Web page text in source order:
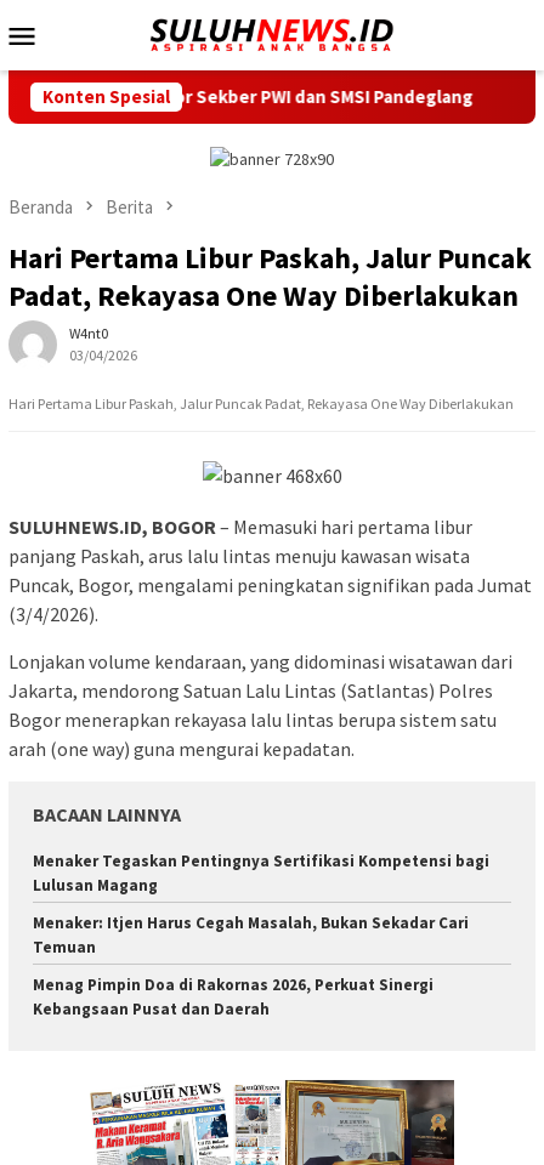
ke
Mobile
Konten Spesial
Sekber PWI dan SMSI Pandeglang Ardi Irawan
Beranda Berita
Hari Pertama Libur Paskah, Jalur Puncak
Padat, Rekayasa One Way Diberlakukan
W4nt0
03/04/2026
Hari Pertama Libur Paskah, Jalur Puncak Padat, Rekayasa One Way Diberlakukan
SULUHNEWS.ID, BOGOR – Memasuki hari pertama libur
panjang Paskah, arus lalu lintas menuju kawasan wisata
Puncak, Bogor, mengalami peningkatan signifikan pada Jumat
(3/4/2026).
Lonjakan volume kendaraan, yang didominasi wisatawan dari
Jakarta, mendorong Satuan Lalu Lintas (Satlantas) Polres
Bogor menerapkan rekayasa lalu lintas berupa sistem satu
arah (one way) guna mengurai kepadatan.
BACAAN LAINNYA
Menaker Tegaskan Pentingnya Sertifikasi Kompetensi bagi
Lulusan Magang
Menaker: Itjen Harus Cegah Masalah, Bukan Sekadar Cari
Temuan
Menag Pimpin Doa di Rakornas 2026, Perkuat Sinergi
Kebangsaan Pusat dan Daerah